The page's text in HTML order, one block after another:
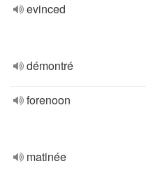
evinced
démontré
forenoon
matinée